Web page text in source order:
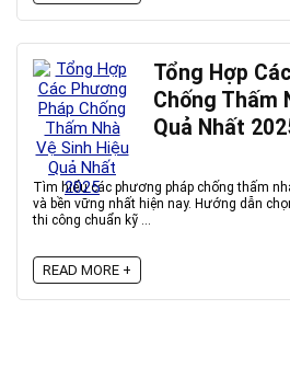
Tổng Hợp
Chống Thấm
Quả Nhất
Tìm hiểu các phương pháp chống thấm
và bền vững nhất hiện nay. Hướng dẫn
thi công chuẩn kỹ ...
READ MORE +